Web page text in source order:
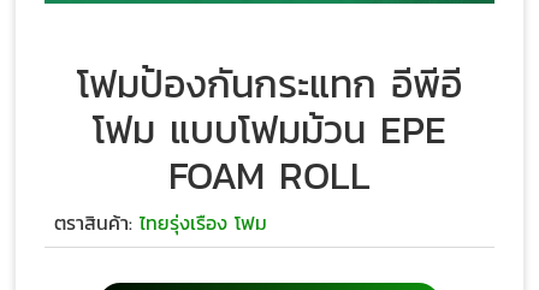
โฟมป้องกันกระแทก อีพีอี
โฟม แบบโฟมม้วน EPE
FOAM ROLL
ตราสินค้า: ไทยรุ่งเรือง โฟม